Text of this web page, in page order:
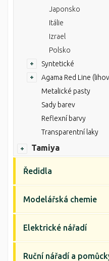
Japonsko
Itálie
Izrael
Polsko
Syntetické
Agama Red Line
Metalické pasty
Sady barev
Reflexní barvy
Transparentní laky
Tamiya
Ředidla
Modelářská chemie
Elektrické nářadí
Ruční nářadí a